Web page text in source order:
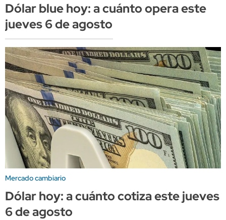
Dólar blue hoy: a cuánto opera este
jueves 6 de agosto
Mercado cambiario
Dólar hoy: a cuánto cotiza este jueves
6 de agosto